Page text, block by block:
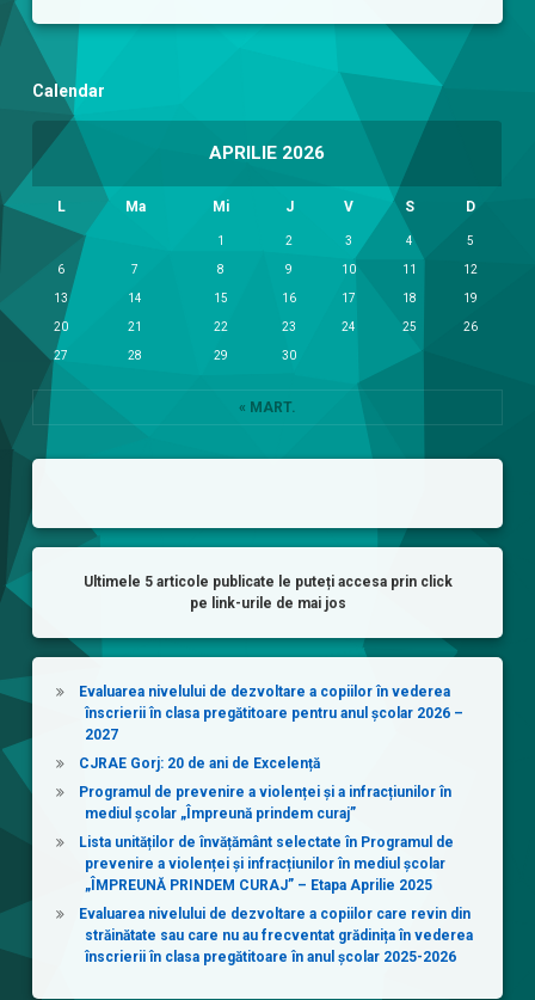
Calendar
APRILIE 2026
L Ma Mi J V S D
1 2 3 4 5
6 7 8 9 10 11 12
13 14 15 16 17 18 19
20 21 22 23 24 25 26
27 28 29 30
« MART.
Ultimele 5 articole publicate le puteți accesa prin click
pe link-urile de mai jos
Evaluarea nivelului de dezvoltare a copiilor în vederea
înscrierii în clasa pregătitoare pentru anul școlar 2026 –
2027
CJRAE Gorj: 20 de ani de Excelență
Programul de prevenire a violenței și a infracțiunilor în
mediul școlar „Împreună prindem curaj”
Lista unităților de învățământ selectate în Programul de
prevenire a violenței și infracțiunilor în mediul școlar
„ÎMPREUNĂ PRINDEM CURAJ” – Etapa Aprilie 2025
Evaluarea nivelului de dezvoltare a copiilor care revin din
străinătate sau care nu au frecventat grădinița în vederea
înscrierii în clasa pregătitoare în anul școlar 2025-2026